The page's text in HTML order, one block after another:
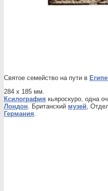
Святое семейство на пути в
284 х 185 мм.
Ксилография кьяроскуро, одна
Лондон. Британский музей,
Германия.